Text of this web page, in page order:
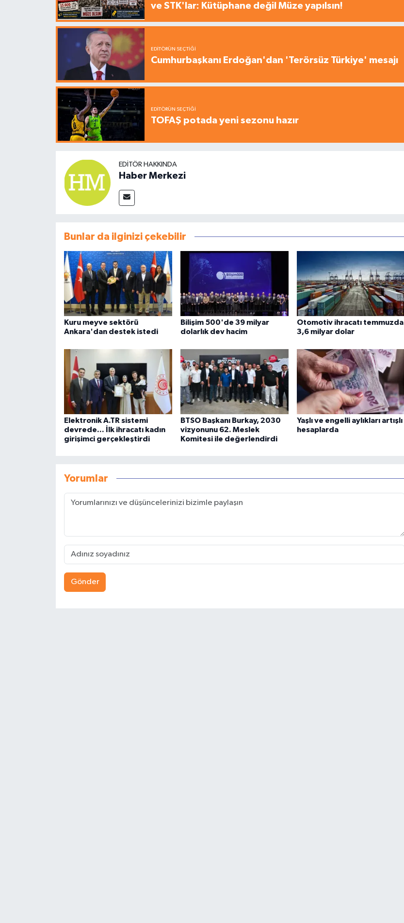
ve STK'lar: Kütüphane değil Müze yapılsın!
EDITÖRÜN SEÇTIĞI
Cumhurbaşkanı Erdoğan'dan 'Terörsüz Türkiye' mesajı
EDITÖRÜN SEÇTIĞI
TOFAŞ potada yeni sezonu hazır
EDITÖR HAKKINDA
Haber Merkezi
Bunlar da ilginizi çekebilir
Kuru meyve sektörü
Ankara'dan destek istedi
Bilişim 500'de 39 milyar
dolarlık dev hacim
Otomotiv ihracatı temmuzda
3,6 milyar dolar
Elektronik A.TR sistemi
devrede... İlk ihracatı kadın
girişimci gerçekleştirdi
BTSO Başkanı Burkay, 2030
vizyonunu 62. Meslek
Komitesi ile değerlendirdi
Yaşlı ve engelli aylıkları artışlı
hesaplarda
Yorumlar
Gönder